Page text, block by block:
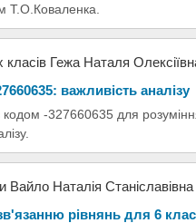
Т.О.Коваленка.
класів Гежа Наталя
важливість аналізу
-327660635 для
Вайло Наталія Станіславівна
рівнянь для 6